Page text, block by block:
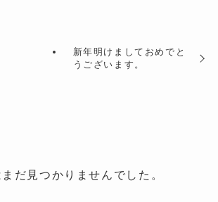
新年明けましておめでと
うございます。
だ見つかりませんでした。